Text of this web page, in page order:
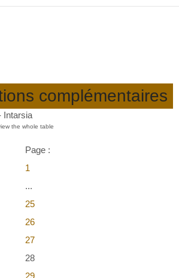
complémentaires
Intarsia
Page :
1
...
25
26
27
28
29